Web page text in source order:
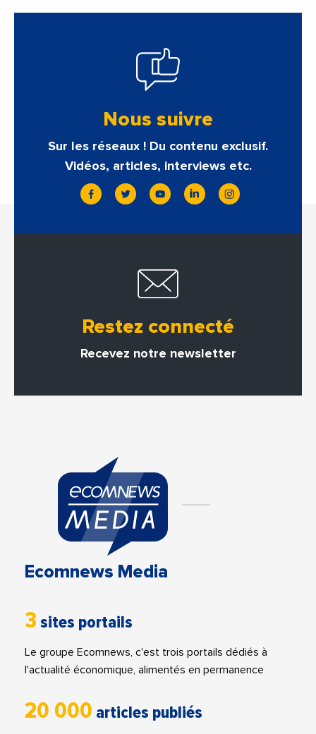
Nous suivre
Sur les réseaux ! Du contenu exclusif.
Vidéos, articles, interviews etc.
Restez connecté
Recevez notre newsletter
Ecomnews Media
3 sites portails
Le groupe Ecomnews, c'est trois portails dédiés à
l'actualité économique, alimentés en permanence
20 000 articles publiés